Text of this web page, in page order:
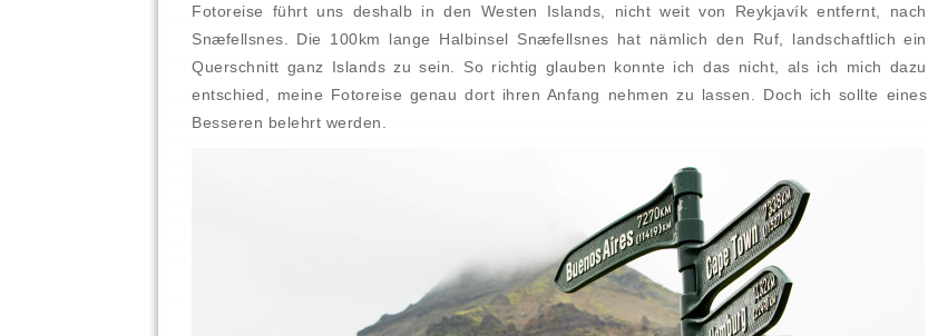
Fotoreise führt uns deshalb in den Westen Islands, nicht weit von Reykjavík entfernt, nach
Snæfellsnes. Die 100km lange Halbinsel Snæfellsnes hat nämlich den Ruf, landschaftlich ein
Querschnitt ganz Islands zu sein. So richtig glauben konnte ich das nicht, als ich mich dazu
entschied, meine Fotoreise genau dort ihren Anfang nehmen zu lassen. Doch ich sollte eines
Besseren belehrt werden.